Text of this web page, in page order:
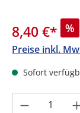
8,40 €* %
Preise inkl.
Sofort
Produkt